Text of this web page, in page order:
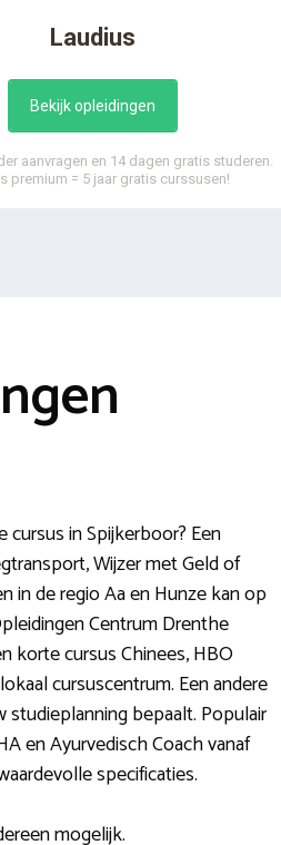
Laudius
Bekijk opleidingen
aanvragen en 14 dagen gratis studeren.
premium = 5 jaar gratis curssusen!
in Spijkerboor? Een
Wijzer met Geld of
in de regio Aa en Hunze kan op
Centrum Drenthe
korte cursus Chinees, HBO
cursuscentrum. Een andere
bepaalt. Populair
en Ayurvedisch Coach vanaf
specificaties.
mogelijk.